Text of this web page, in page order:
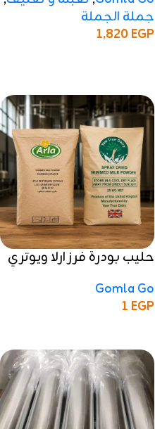
جملة الجملة
1,820EGP
حليب بودرة فرز ارلا ويوتري
Gomla Go
1 EGP